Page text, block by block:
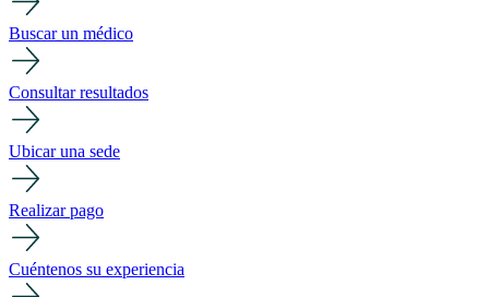
Buscar un médico
Consultar resultados
Ubicar una sede
Realizar pago
Cuéntenos su experiencia